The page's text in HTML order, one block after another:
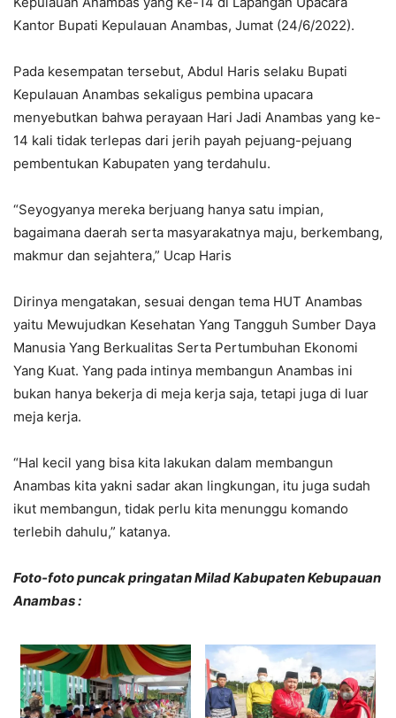
Kantor Bupati Kepulauan Anambas, Jumat (24/6/2022).
Pada kesempatan tersebut, Abdul Haris selaku Bupati
Kepulauan Anambas sekaligus pembina upacara
menyebutkan bahwa perayaan Hari Jadi Anambas yang ke-
14 kali tidak terlepas dari jerih payah pejuang-pejuang
pembentukan Kabupaten yang terdahulu.
“Seyogyanya mereka berjuang hanya satu impian,
bagaimana daerah serta masyarakatnya maju, berkembang,
makmur dan sejahtera,” Ucap Haris
Dirinya mengatakan, sesuai dengan tema HUT Anambas
yaitu Mewujudkan Kesehatan Yang Tangguh Sumber Daya
Manusia Yang Berkualitas Serta Pertumbuhan Ekonomi
Yang Kuat. Yang pada intinya membangun Anambas ini
bukan hanya bekerja di meja kerja saja, tetapi juga di luar
meja kerja.
“Hal kecil yang bisa kita lakukan dalam membangun
Anambas kita yakni sadar akan lingkungan, itu juga sudah
ikut membangun, tidak perlu kita menunggu komando
terlebih dahulu,” katanya.
Foto-foto puncak pringatan Milad Kabupaten Kebupauan
Anambas :